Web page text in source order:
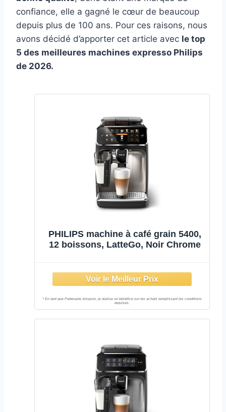
confiance, elle a gagné le cœur de beaucoup
depuis plus de 100 ans. Pour ces raisons, nous
avons décidé d’apporter cet article avec le top
5 des meilleures machines expresso Philips
de 2026.
PHILIPS machine à café grain 5400,
12 boissons, LatteGo, Noir Chrome